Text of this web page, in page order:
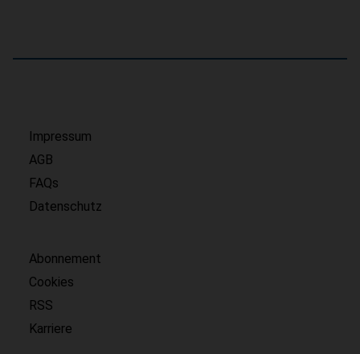
Impressum
AGB
FAQs
Datenschutz
Abonnement
Cookies
RSS
Karriere